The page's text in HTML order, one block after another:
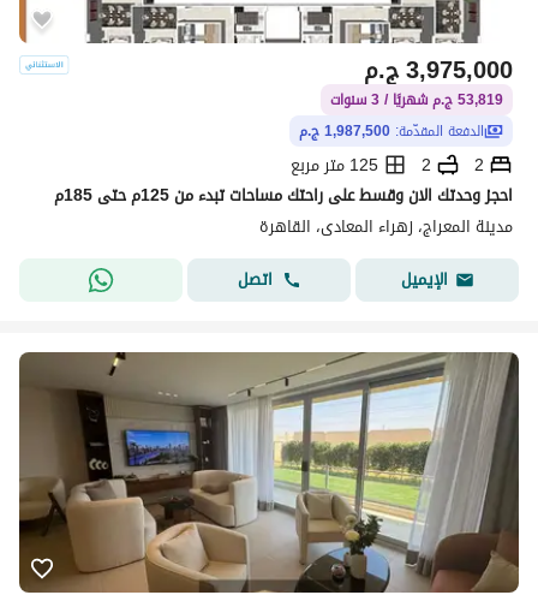
ج.م3,975,000
53,819 ج.م شهريًا / 3 سنوات
الدفعة المقدّمة: 1,987,500 ج.م
2
2
125 متر مربع
احجز وحدتك الان وقسط على راحتك مساحات تبدء من 125م حتى 185م
مدينة المعراج، زهراء المعادى، القاهرة
الإيميل
اتصل